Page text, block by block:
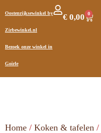
Oostenrijksewinkel by
Zirbewinkel.nl
Bezoek onze winkel in
Goirle
€ 0,00 0
Home / Koken & tafelen /